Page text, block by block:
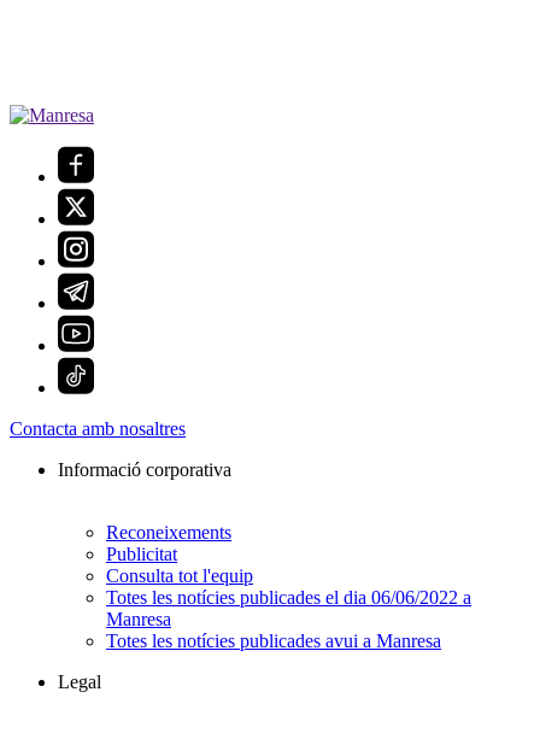
Contacta amb nosaltres
Informació corporativa
Reconeixements
Publicitat
Consulta tot l'equip
Totes les notícies publicades el dia 06/06/2022 a
Manresa
Totes les notícies publicades avui a Manresa
Legal